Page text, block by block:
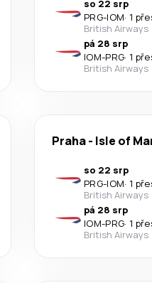
so 22 srp
PRG-IOM· 1
British Airways
pá 28 srp
IOM-PRG· 1
British Airways
Praha- Isle of
so 22 srp
PRG-IOM· 1
British Airways
pá 28 srp
IOM-PRG· 1
British Airways